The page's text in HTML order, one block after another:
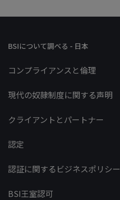
BSIについて調べる - 日本
コンプライアンスと倫理
現代の奴隷制度に関する声明
クライアントとパートナー
認定
認証に関するビジネスポリシー
BSI王室認可